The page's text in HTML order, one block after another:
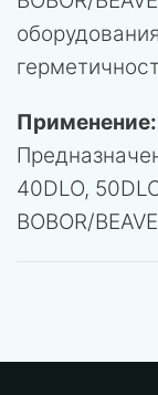
Применение:
40DLO,
BOBOR/